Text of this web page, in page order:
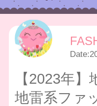
Date:
【2023年
地雷系ファ